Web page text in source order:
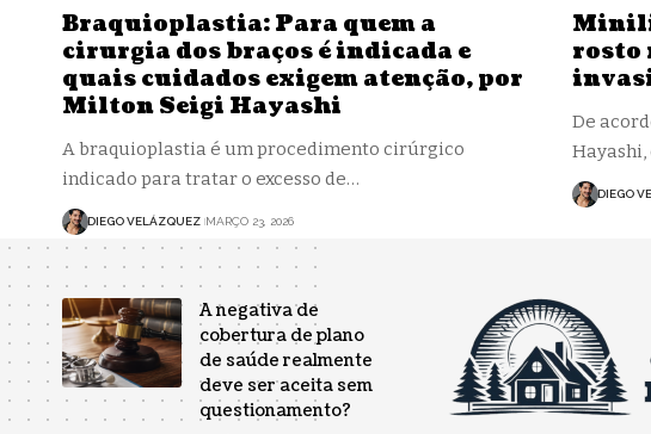
Braquioplastia: Para quem a
cirurgia dos braços é indicada e
quais cuidados exigem atenção, por
Milton Seigi Hayashi
A braquioplastia é um procedimento cirúrgico
indicado para tratar o excesso de…
DIEGO VELÁZQUEZ MARÇO 23, 2026
rosto
De
DIEGO
A negativa de
cobertura de plano
de saúde realmente
deve ser aceita sem
questionamento?